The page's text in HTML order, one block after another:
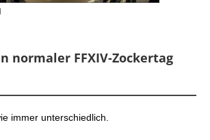
normaler FFXIV-Zockertag
immer unterschiedlich.